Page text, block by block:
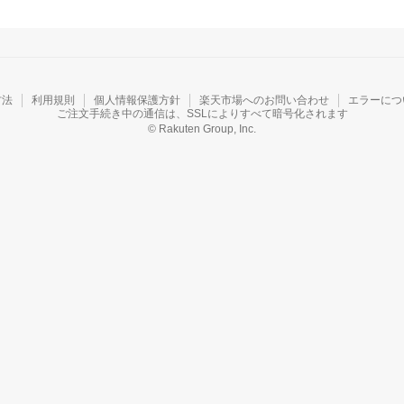
利用規則 個人情報保護方針 楽天市場へのお問い合わせ
エラーに
ご注文手続き中の通信は、SSLによりすべて暗号化されます
© Rakuten Group, Inc.